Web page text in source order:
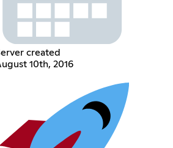
created
10th, 2016